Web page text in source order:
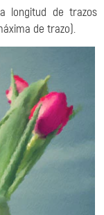
longitud de trazos
de trazo).